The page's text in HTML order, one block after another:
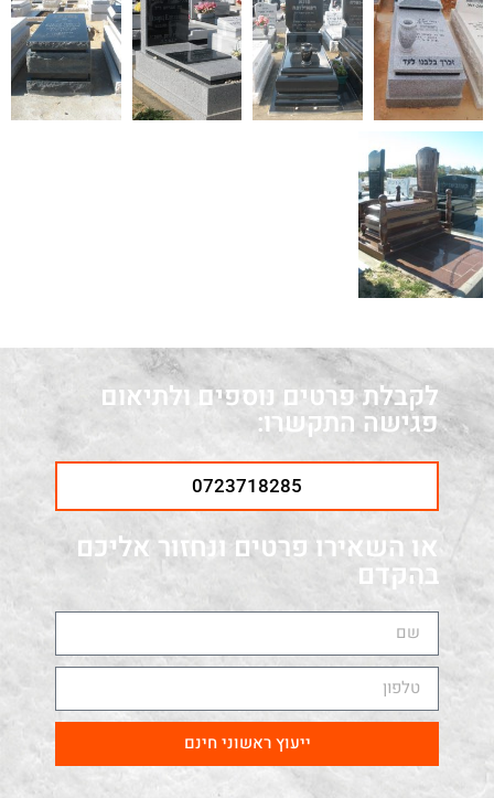
לקבלת פרטים נוספים ולתיאום
פגישה התקשרו:
0723718285
או השאירו פרטים ונחזור אליכם
בהקדם
ייעוץ ראשוני חינם